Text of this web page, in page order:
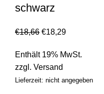
schwarz
€18,66 €18,29
Enthält 19% MwSt.
zzgl. Versand
Lieferzeit: nicht angegeben